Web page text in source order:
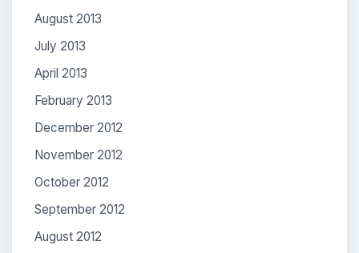
August 2013
July 2013
April 2013
February 2013
December 2012
November 2012
October 2012
September 2012
August 2012